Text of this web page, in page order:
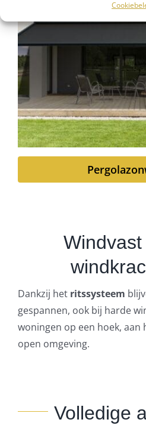
Dankzij het ritssysteem
gespannen, ook bij harde
woningen op een hoek, aan
open omgeving.
Volledige